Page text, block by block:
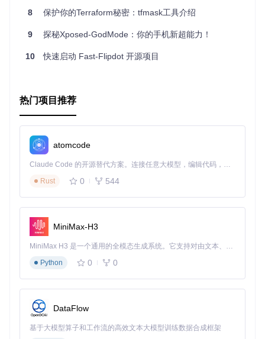
8 保护你的Terraform秘密：tfmask工具介绍
9 探秘Xposed-GodMode：你的手机新超能力！
10 快速启动 Fast-Flipdot 开源项目
热门项目推荐
atomcode
Claude Code 的开源替代方案。连接任意大模型，编辑代码，运行命令，自动验证 — 全自动执行。用 Rust 构建，极致性能。 ｜ An open-source alternative to Claude Code. Connect any LLM, edit code, run commands, and verify changes — autonomously. Built in Rust for speed. Get Started
Rust
0 544
MiniMax-H3
MiniMax H3 是一个通用的全模态生成系统。它支持对由文本、图像、视频和音频组成的多模态上下文进行统一理解，并能生成分辨率高达 2K、时长可达 15 秒的带原生立体声音频的视频。得益于面向任务泛化的系统设计，H3 在预训练阶段就已具备广泛的多模态上下文理解与生成能力，能够出色地执行复杂的多模态指令。
Python
0 0
DataFlow
基于大模型算子和工作流的高效文本大模型训练数据合成框架